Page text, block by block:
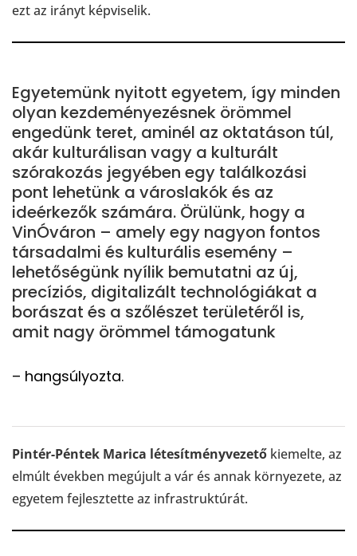
ezt az irányt képviselik.
Egyetemünk nyitott egyetem, így minden
olyan kezdeményezésnek örömmel
engedünk teret, aminél az oktatáson túl,
akár kulturálisan vagy a kulturált
szórakozás jegyében egy találkozási
pont lehetünk a városlakók és az
ideérkezők számára. Örülünk, hogy a
VinÓváron – amely egy nagyon fontos
társadalmi és kulturális esemény –
lehetőségünk nyílik bemutatni az új,
precíziós, digitalizált technológiákat a
borászat és a szőlészet területéről is,
amit nagy örömmel támogatunk
– hangsúlyozta.
Pintér-Péntek Marica létesítményvezető kiemelte, az
elmúlt években megújult a vár és annak környezete, az
egyetem fejlesztette az infrastruktúrát.